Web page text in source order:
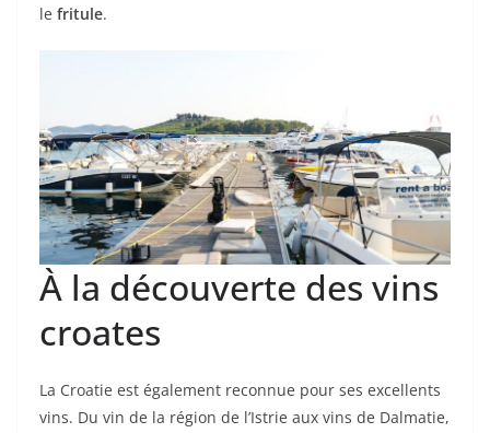
le fritule.
À la découverte des vins
croates
La Croatie est également reconnue pour ses excellents
vins. Du vin de la région de l’Istrie aux vins de Dalmatie,